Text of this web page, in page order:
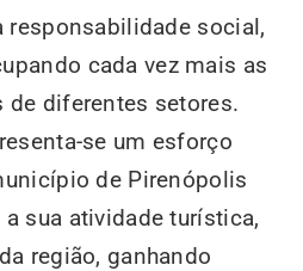
responsabilidade social,
cada vez mais as
de diferentes setores.
se um esforço
de Pirenópolis
sua atividade turística,
região, ganhando